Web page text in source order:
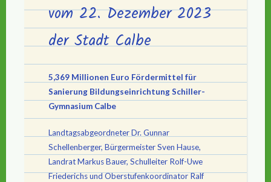
vom 22. Dezember 2023
der Stadt Calbe
5,369 Millionen Euro Fördermittel für
Sanierung Bildungseinrichtung Schiller-
Gymnasium Calbe
Landtagsabgeordneter Dr. Gunnar
Schellenberger, Bürgermeister Sven Hause,
Landrat Markus Bauer, Schulleiter Rolf-Uwe
Friederichs und Oberstufenkoordinator Ralf